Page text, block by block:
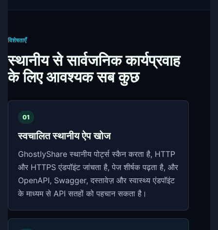
विशेषताएँ
स्थानीय से सार्वजनिक कार्यप्रवाह
के लिए आवश्यक सब कुछ
01
स्वचालित स्थानीय ऐप खोज
GhostlyShare स्थानीय पोर्ट्स स्कैन करता है, HTTP
और HTTPS एंडपॉइंट जांचता है, पेज शीर्षक पढ़ता है, और
OpenAPI, Swagger, दस्तावेज़ और स्वास्थ्य एंडपॉइंट
के माध्यम से API सतहों को पहचान सकता है।